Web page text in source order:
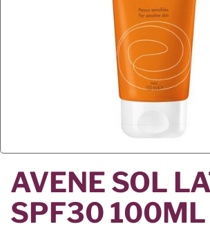
AVENE SOL
SPF30 100ML